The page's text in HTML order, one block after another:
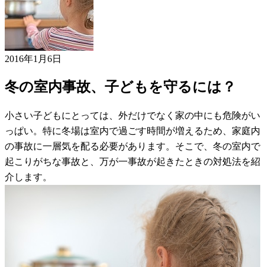
2016年1月6日
冬の室内事故、子どもを守るには？
小さい子どもにとっては、外だけでなく家の中にも危険がい
っぱい。特に冬場は室内で過ごす時間が増えるため、家庭内
の事故に一層気を配る必要があります。そこで、冬の室内で
起こりがちな事故と、万が一事故が起きたときの対処法を紹
介します。